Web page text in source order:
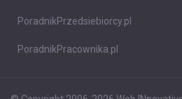
PoradnikPrzedsiebiorcy.pl
PoradnikPracownika.pl